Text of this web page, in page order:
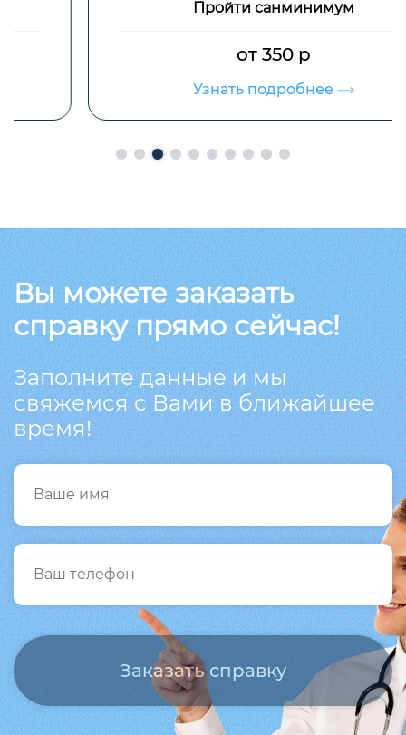
Пройти санминимум
от 350 р
Узнать подробнее
Вы можете заказать
справку прямо сейчас!
Заполните данные и мы
свяжемся с Вами в ближайшее
время!